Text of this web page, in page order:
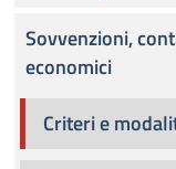
Sovvenzioni,
economici
Criteri e